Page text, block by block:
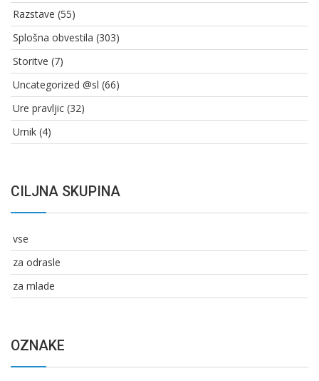
Razstave (55)
Splošna obvestila (303)
Storitve (7)
Uncategorized @sl (66)
Ure pravljic (32)
Urnik (4)
CILJNA SKUPINA
vse
za odrasle
za mlade
OZNAKE